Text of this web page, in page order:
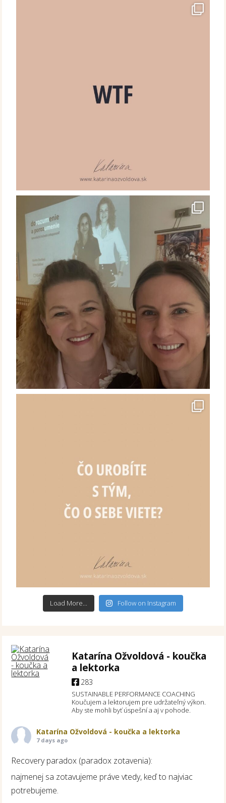
Load More... Follow on Instagram
Katarína Ožvoldová - koučka
a lektorka
283
SUSTAINABLE PERFORMANCE COACHING
Koučujem a lektorujem pre udržateľný výkon.
Aby ste mohli byť úspešní a aj v pohode.
Katarína Ožvoldová - koučka a lektorka
7 days ago
Recovery paradox (paradox zotavenia):
najmenej sa zotavujeme práve vtedy, keď to najviac
potrebujeme.